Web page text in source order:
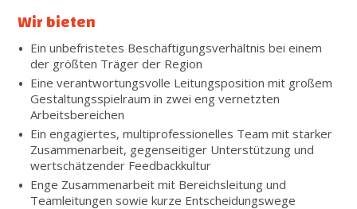
Wir bieten
Ein unbefristetes Beschäftigungsverhältnis bei einem
der größten Träger der Region
Eine verantwortungsvolle Leitungsposition mit großem
Gestaltungsspielraum in zwei eng vernetzten
Arbeitsbereichen
Ein engagiertes, multiprofessionelles Team mit starker
Zusammenarbeit, gegenseitiger Unterstützung und
wertschätzender Feedbackkultur
Enge Zusammenarbeit mit Bereichsleitung und
Teamleitungen sowie kurze Entscheidungswege